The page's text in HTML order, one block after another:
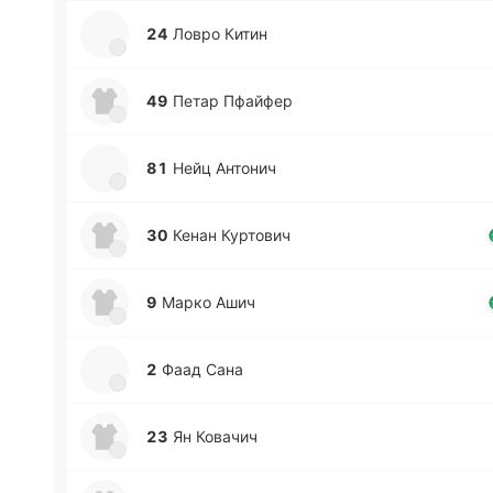
24 Ловро Китин
49 Петар Пфай­фер
81 Нейц Анто­нич
30 Кенан Ку­рто­вич
9 Марко Ашич
2 Фаад Сана
23 Ян Ко­ва­чич